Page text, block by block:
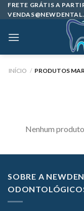
Skip
to
FRETE GRÁTIS A
INÍCIO / PRODUTOS
Nenhum
SOBRE A